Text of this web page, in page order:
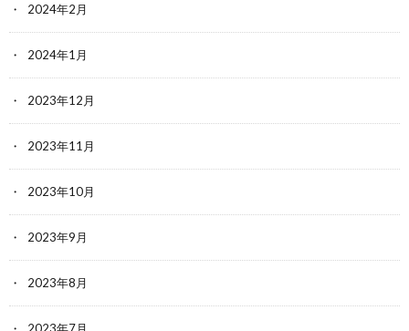
2024年2月
2024年1月
2023年12月
2023年11月
2023年10月
2023年9月
2023年8月
2023年7月